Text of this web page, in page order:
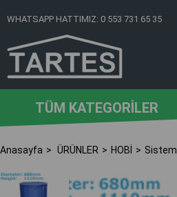
WHATSAPP HATTIMIZ: 0 553 731 65 35
TÜM KATEGORİLER
Anasayfa ÜRÜNLER HOBİ Sistem